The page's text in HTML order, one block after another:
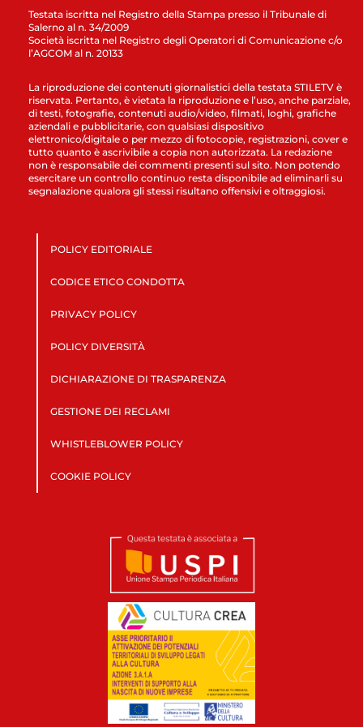
Testata iscritta nel Registro della Stampa presso il Tribunale di
Salerno al n. 34/2009
Società iscritta nel Registro degli Operatori di Comunicazione c/o
l’AGCOM al n. 20133
La riproduzione dei contenuti giornalistici della testata STILETV è
riservata. Pertanto, è vietata la riproduzione e l’uso, anche parziale,
di testi, fotografie, contenuti audio/video, filmati, loghi, grafiche
aziendali e pubblicitarie, con qualsiasi dispositivo
elettronico/digitale o per mezzo di fotocopie, registrazioni, cover e
tutto quanto è ascrivibile a copia non autorizzata. La redazione
non è responsabile dei commenti presenti sul sito. Non potendo
esercitare un controllo continuo resta disponibile ad eliminarli su
segnalazione qualora gli stessi risultano offensivi e oltraggiosi.
POLICY EDITORIALE
CODICE ETICO CONDOTTA
PRIVACY POLICY
POLICY DIVERSITÀ
DICHIARAZIONE DI TRASPARENZA
GESTIONE DEI RECLAMI
WHISTLEBLOWER POLICY
COOKIE POLICY